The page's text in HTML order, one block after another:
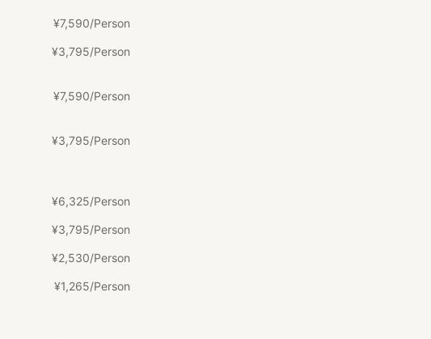
¥7,590/Person
¥3,795/Person
¥7,590/Person
¥3,795/Person
¥6,325/Person
¥3,795/Person
¥2,530/Person
¥1,265/Person